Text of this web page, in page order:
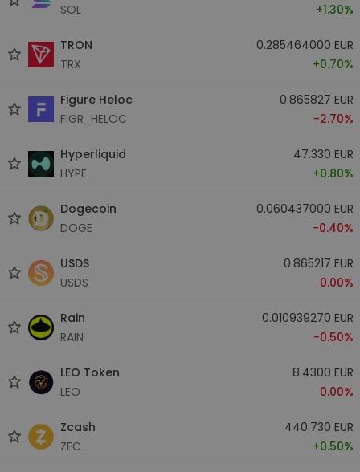
SOL
+1.30%
TRON
TRX
0.285464000 EUR
+0.70%
Figure Heloc
FIGR_HELOC
0.865827 EUR
-2.70%
Hyperliquid
HYPE
47.330 EUR
+0.80%
Dogecoin
DOGE
0.060437000 EUR
-0.40%
USDS
USDS
0.865217 EUR
0.00%
Rain
RAIN
0.010939270 EUR
-0.50%
LEO Token
LEO
8.4300 EUR
0.00%
Zcash
ZEC
440.730 EUR
+0.50%